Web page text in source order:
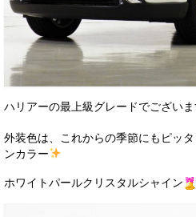
電話はこちら
ハリアーの最上級グレードでございま
外装色は、これからの季節にもピッ
ンカラー
ホワイトパールクリスタルシャイン